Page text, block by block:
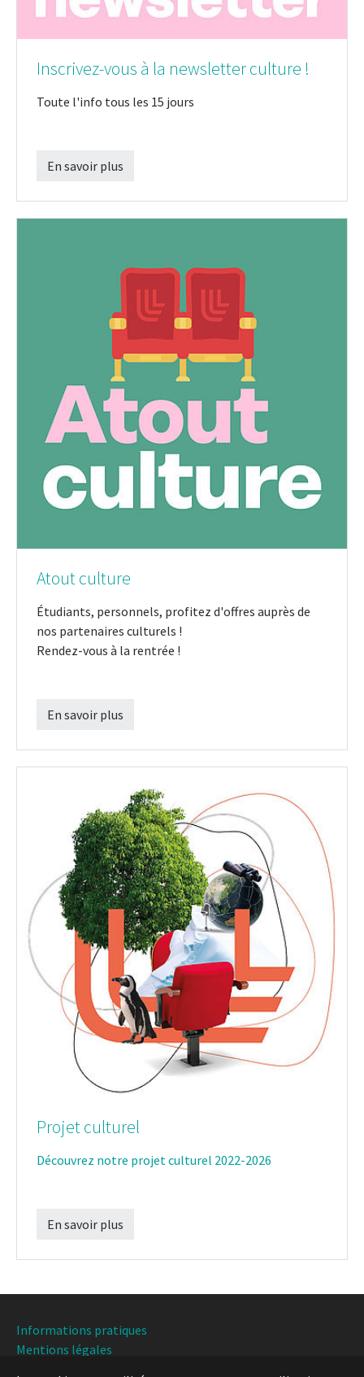
Inscrivez-vous à la newsletter culture !
Toute l'info tous les 15 jours
En savoir plus
Atout culture
Étudiants, personnels, profitez d'offres auprès de
nos partenaires culturels !
Rendez-vous à la rentrée !
En savoir plus
Projet culturel
Découvrez notre projet culturel 2022-2026
En savoir plus
Informations pratiques
Mentions légales